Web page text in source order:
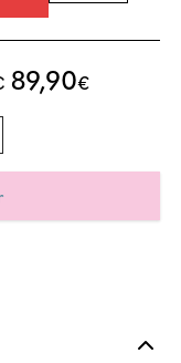
89,90€